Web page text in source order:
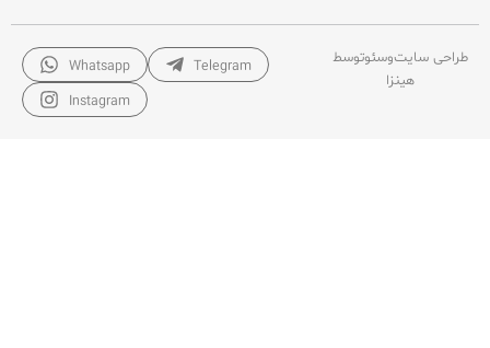
طراحی سایتوسئوتوسط
هینزا
Whatsapp
Telegram
Instagram